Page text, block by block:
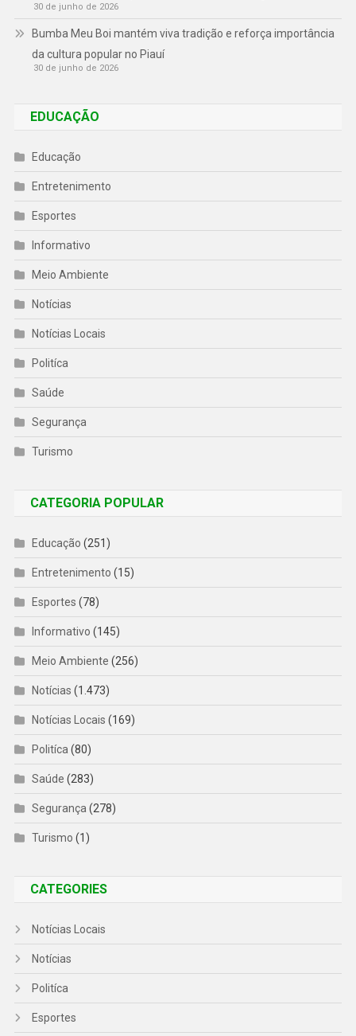
30 de junho de 2026
Bumba Meu Boi mantém viva tradição e reforça importância
da cultura popular no Piauí
30 de junho de 2026
EDUCAÇÃO
Educação
Entretenimento
Esportes
Informativo
Meio Ambiente
Notícias
Notícias Locais
Politíca
Saúde
Segurança
Turismo
CATEGORIA POPULAR
Educação (251)
Entretenimento (15)
Esportes (78)
Informativo (145)
Meio Ambiente (256)
Notícias (1.473)
Notícias Locais (169)
Politíca (80)
Saúde (283)
Segurança (278)
Turismo (1)
CATEGORIES
Notícias Locais
Notícias
Politíca
Esportes